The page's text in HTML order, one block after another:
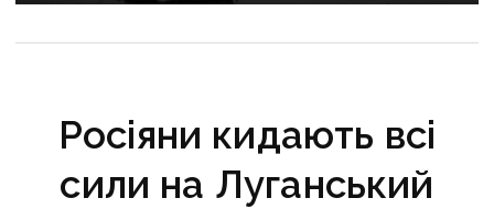
Росіяни кидають всі
сили на Луганський